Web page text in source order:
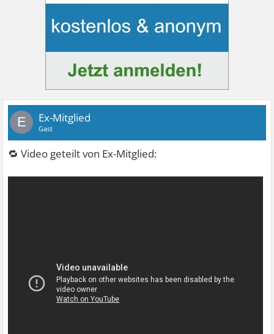
E Ex-Mitglied
Gast
🔁 Video geteilt von Ex-Mitglied: